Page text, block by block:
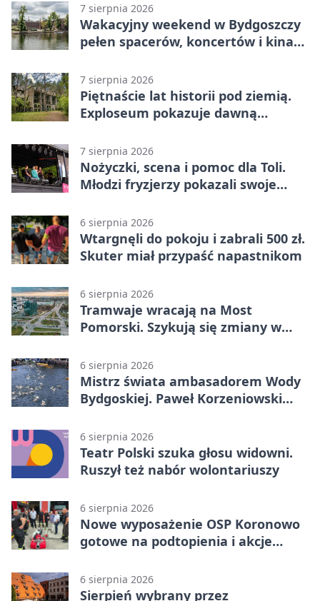
7 sierpnia 2026
Wakacyjny weekend w Bydgoszczy
pełen spacerów, koncertów i kina
7 sierpnia 2026
Piętnaście lat historii pod ziemią.
Exploseum pokazuje dawną
7 sierpnia 2026
Nożyczki, scena i pomoc dla Toli.
Młodzi fryzjerzy pokazali swoje
6 sierpnia 2026
Wtargnęli do pokoju i zabrali 500 zł.
Skuter miał przypaść napastnikom
6 sierpnia 2026
Tramwaje wracają na Most
Pomorski. Szykują się zmiany w
6 sierpnia 2026
Mistrz świata ambasadorem Wody
Bydgoskiej. Paweł Korzeniowski
6 sierpnia 2026
Teatr Polski szuka głosu widowni.
Ruszył też nabór wolontariuszy
6 sierpnia 2026
Nowe wyposażenie OSP Koronowo
gotowe na podtopienia i akcje
6 sierpnia 2026
Sierpień wybrany przez